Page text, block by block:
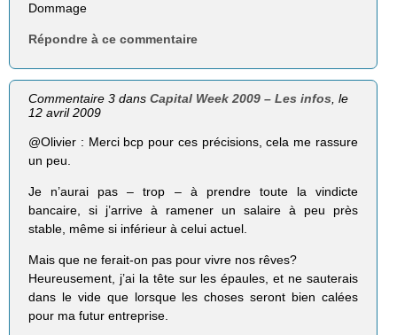
Dommage
Répondre à ce commentaire
Commentaire 3 dansCapital Week 2009 – Les infos, le
12 avril 2009
@Olivier : Merci bcp pour ces précisions, cela me rassure
un peu.
Je n’aurai pas – trop – à prendre toute la vindicte
bancaire, si j’arrive à ramener un salaire à peu près
stable, même si inférieur à celui actuel.
Mais que ne ferait-on pas pour vivre nos rêves?
Heureusement, j’ai la tête sur les épaules, et ne sauterais
dans le vide que lorsque les choses seront bien calées
pour ma futur entreprise.